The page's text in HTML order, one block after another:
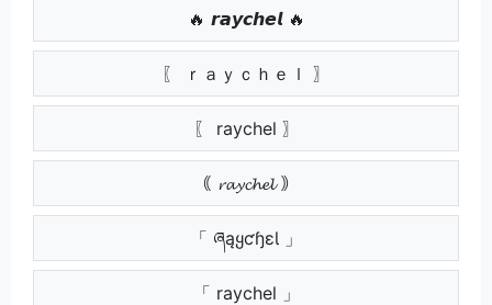
🔥 𝙧𝙖𝙮𝙘𝙝𝙚𝙡 🔥
〖 ｒａｙｃｈｅｌ 〗
〖 raychel 〗
｟ 𝓻𝓪𝔂𝓬𝓱𝓮𝓵 ｠
「 ཞąყƈɧɛƖ 」
「 raychel 」